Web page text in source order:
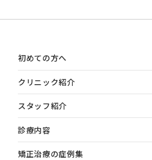
初めての方へ
クリニック紹介
スタッフ紹介
診療内容
矯正治療の症例集